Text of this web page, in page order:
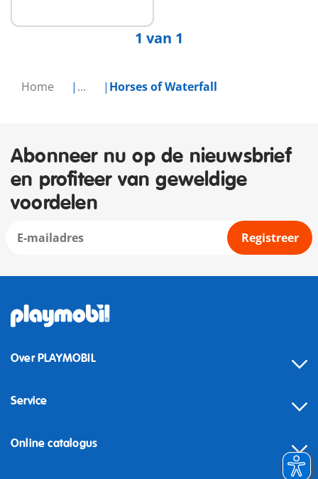
Home ... Horses of Waterfall
1 van 1
Abonneer nu op de nieuwsbrief
en profiteer van geweldige
voordelen
Registreer
Over PLAYMOBIL
Service
Online catalogus